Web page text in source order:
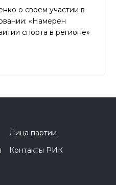
о своем участии в
«Намерен
спорта в регионе»
Лица партии
Контакты РИК